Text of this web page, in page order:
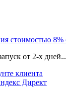
стоимостью
от 2-х дней...
клиента
Директ